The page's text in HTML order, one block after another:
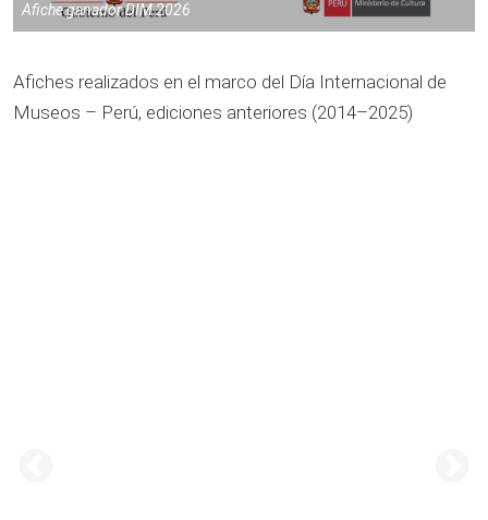
Afiche ganador DIM 2026
Afiches realizados en el marco del Día Internacional de
Museos – Perú, ediciones anteriores (2014–2025)